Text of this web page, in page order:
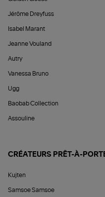
Jérôme Dreyfuss
Isabel Marant
Jeanne Vouland
Autry
Vanessa Bruno
Ugg
Baobab Collection
Assouline
CRÉATEURS PRÊT-À-
Kujten
Samsoe Samsoe